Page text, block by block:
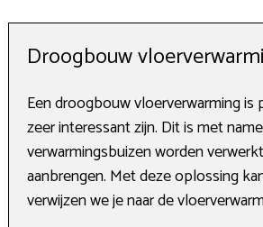
Droogbouw
Een droogbouw vloerverwarming
zeer interessant zijn. Dit is met
verwarmingsbuizen worden
aanbrengen. Met deze oplossing
verwijzen we je naar de